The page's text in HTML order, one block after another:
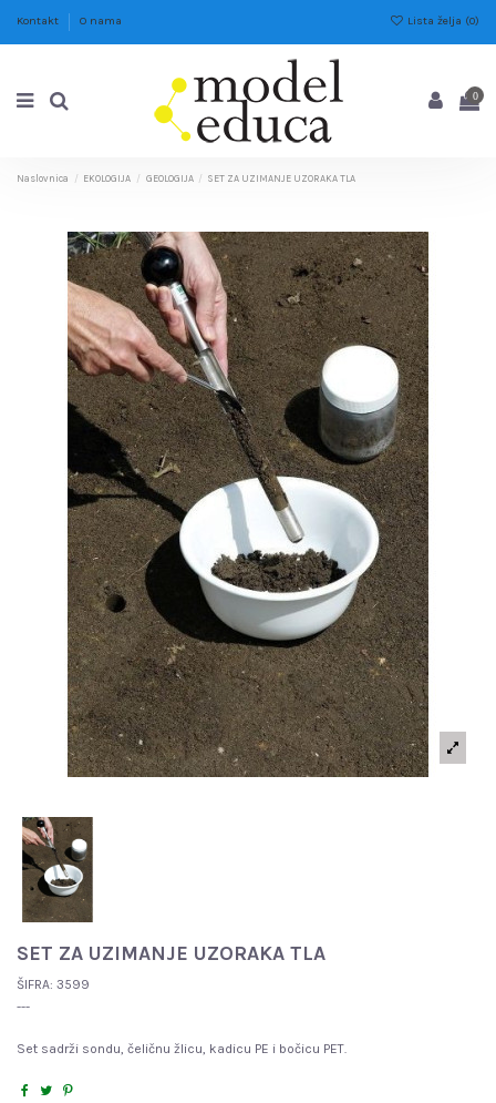
Kontakt O nama Lista želja (0)
0
Naslovnica EKOLOGIJA GEOLOGIJA SET ZA UZIMANJE UZORAKA TLA
SET ZA UZIMANJE UZORAKA TLA
ŠIFRA: 3599
---
Set sadrži sondu, čeličnu žlicu, kadicu PE i bočicu PET.